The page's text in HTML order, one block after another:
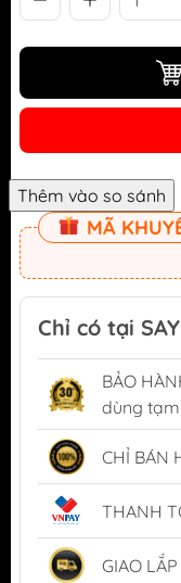
MÃ
Chỉ có tại
BẢO
dùng
CHỈ BÁN
THANH
GIAO